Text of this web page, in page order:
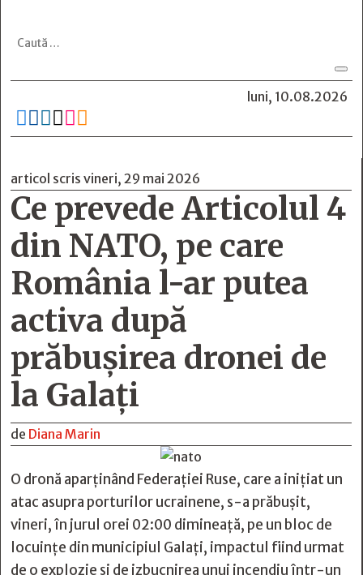
luni, 10.08.2026
     
articol scris vineri, 29 mai 2026
Ce prevede Articolul 4
din NATO, pe care
România l-ar putea
activa după
prăbușirea dronei de
la Galați
de Diana Marin
O dronă aparţinând Federaţiei Ruse, care a iniţiat un
atac asupra porturilor ucrainene, s-a prăbuşit,
vineri, în jurul orei 02:00 dimineaţă, pe un bloc de
locuinţe din municipiul Galaţi, impactul fiind urmat
de o explozie şi de izbucnirea unui incendiu într-un